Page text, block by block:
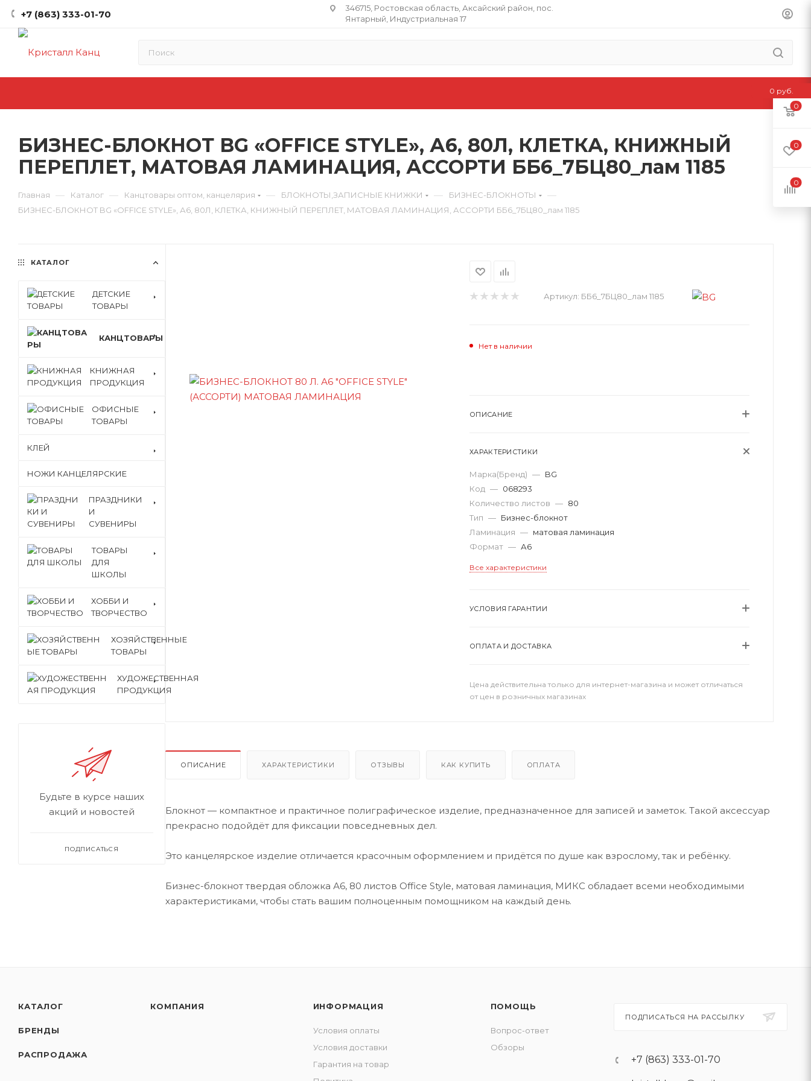
+7 (863) 333-01-70
346715, Ростовская область​, Аксайский район, пос.
Янтарный, Индустриальная 17
БИЗНЕС-БЛОКНОТ BG «OFFICE STYLE», А6, 80Л, КЛЕТКА, КНИЖНЫЙ
ПЕРЕПЛЕТ, МАТОВАЯ ЛАМИНАЦИЯ, АССОРТИ ББ6_7БЦ80_лам 1185
Главная — Каталог — Канцтовары оптом, канцелярия — БЛОКНОТЫ,ЗАПИСНЫЕ КНИЖКИ — БИЗНЕС-БЛОКНОТЫ —
БИЗНЕС-БЛОКНОТ BG «OFFICE STYLE», А6, 80Л, КЛЕТКА, КНИЖНЫЙ ПЕРЕПЛЕТ, МАТОВАЯ ЛАМИНАЦИЯ, АССОРТИ ББ6_7БЦ80_лам 1185
Артикул: ББ6_7БЦ80_лам 1185
Нет в наличии
ОПИСАНИЕ
ХАРАКТЕРИСТИКИ
Марка(Бренд) — BG
Код — 068293
Количество листов — 80
Тип — Бизнес-блокнот
Ламинация — матовая ламинация
Формат — А6
Все характеристики
УСЛОВИЯ ГАРАНТИИ
ОПЛАТА И ДОСТАВКА
Цена действительна только для интернет-магазина и может отличаться
от цен в розничных магазинах
ОПИСАНИЕ ХАРАКТЕРИСТИКИ ОТЗЫВЫ КАК КУПИТЬ ОПЛАТА
Блокнот — компактное и практичное полиграфическое изделие, предназначенное для записей и заметок. Такой аксессуар
прекрасно подойдёт для фиксации повседневных дел.
Это канцелярское изделие отличается красочным оформлением и придётся по душе как взрослому, так и ребёнку.
Бизнес-блокнот твердая обложка А6, 80 листов Office Style, матовая ламинация, МИКС обладает всеми необходимыми
характеристиками, чтобы стать вашим полноценным помощником на каждый день.
КАТАЛОГ
ДЕТСКИЕ
ТОВАРЫ
КАНЦТОВАРЫ
КНИЖНАЯ
ПРОДУКЦИЯ
ОФИСНЫЕ
ТОВАРЫ
КЛЕЙ
НОЖИ КАНЦЕЛЯРСКИЕ
ПРАЗДНИКИ
И
СУВЕНИРЫ
ТОВАРЫ
ДЛЯ
ШКОЛЫ
ХОББИ И
ТВОРЧЕСТВО
ХОЗЯЙСТВЕННЫЕ
ТОВАРЫ
ХУДОЖЕСТВЕННАЯ
ПРОДУКЦИЯ
Будьте в курсе наших
акций и новостей
ПОДПИСАТЬСЯ
КАТАЛОГ
БРЕНДЫ
РАСПРОДАЖА
КОМПАНИЯ ИНФОРМАЦИЯ
Условия оплаты
Условия доставки
Гарантия на товар
ПОМОЩЬ
Вопрос-ответ
Обзоры
ПОДПИСАТЬСЯ НА РАССЫЛКУ
+7 (863) 333-01-70
0
0
0
0 руб.